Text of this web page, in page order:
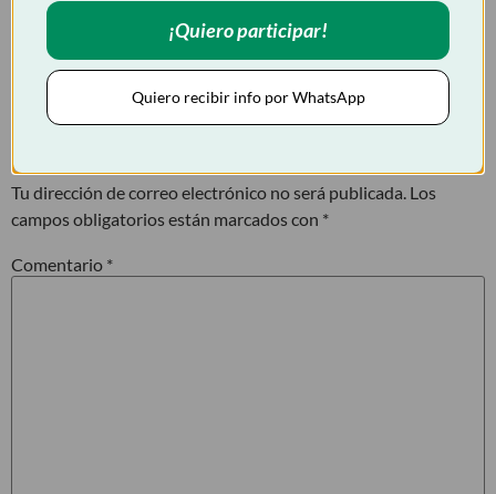
preparate para las nuevas demandas de la industria.
Conocé nuestras próximas fechas y modalidades de
https://escueladesteelframing.com/#cursos
Tu dirección de correo electrónico no será publicada. Los
campos obligatorios están marcados con *
Comentario *
¡Quiero participar!
Quiero recibir info por WhatsApp